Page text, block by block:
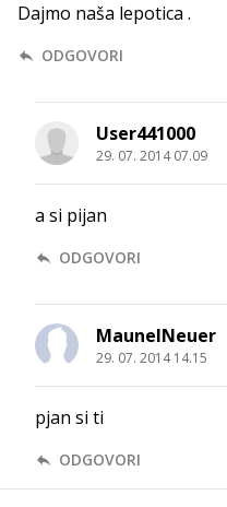
Dajmo naša lepotica .
ODGOVORI
User441000
29. 07. 2014 07.09
a si pijan
ODGOVORI
MaunelNeuer
29. 07. 2014 14.15
pjan si ti
ODGOVORI